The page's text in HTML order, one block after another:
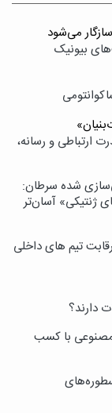
می‌شود
بیونیک
ارتباطی و رسانه،
شده سرطان:
ژنتیکی» آسان‌تر
تدارک میزبانی المپیک فناوری ۲۰۲۶/ رقابت تیم های داخلی
دارند؟
با کسب